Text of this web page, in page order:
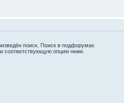
поиск. Поиск в подфорумах
соответствующую опцию ниже.